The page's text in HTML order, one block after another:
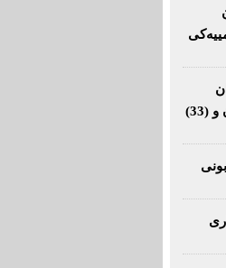
دەدۆزرێتەوە .. تەرمی (20) ژن و (33)